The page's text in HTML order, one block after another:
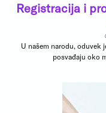
Registracija i
U našem narodu, oduvek
posvađaju oko